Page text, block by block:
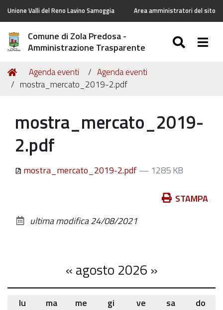
Unione Valli del Reno Lavino Samoggia Area amministratori del sito
Comune di Zola Predosa -
Amministrazione Trasparente
Tu
sei
Home
Agenda eventi
Agenda eventi
mostra_mercato_2019-2.pdf
mostra_mercato_2019-
2.pdf
mostra_mercato_2019-2.pdf— 1285 KB
documento
STAMPA
ultima modifica24/08/2021
«agosto 2026 »
lu ma me gi ve sa
do